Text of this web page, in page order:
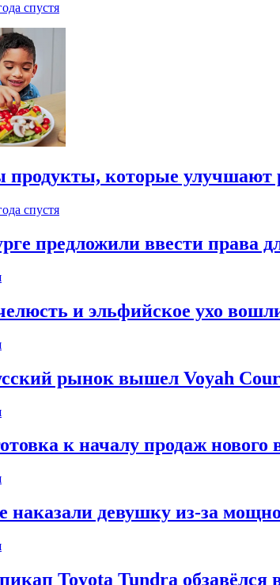
спустя
которые улучшают
спустя
предложили ввести права
и эльфийское ухо
рынок вышел Voyah
к началу продаж
наказали девушку из-за
Toyota Tundra обзавёлся